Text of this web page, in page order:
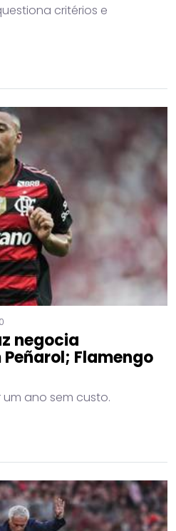
critérios e
negocia
Flamengo
um ano sem custo.